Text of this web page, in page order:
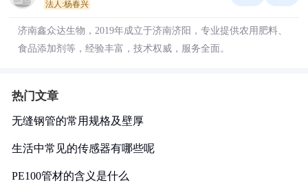
法人:杨春兴
济南鑫众达生物，2019年成立于济南济阳，专业提供农用肥料、
食品添加剂等，经验丰富，技术权威，服务全面。
热门文章
无缝钢管的常用规格及壁厚
生活中常见的传感器有哪些呢
PE100管材的含义是什么